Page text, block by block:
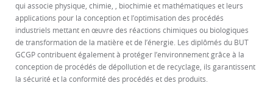
qui associe physique, chimie, , biochimie et mathématiques et leurs
applications pour la conception et l’optimisation des procédés
industriels mettant en œuvre des réactions chimiques ou biologiques
de transformation de la matière et de l’énergie. Les diplômés du BUT
GCGP contribuent également à protéger l’environnement grâce à la
conception de procédés de dépollution et de recyclage, ils garantissent
la sécurité et la conformité des procédés et des produits.